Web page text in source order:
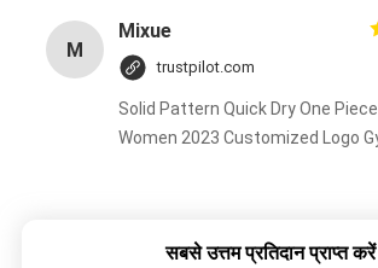
M
Mixue
trustpilot.com
Solid Pattern Quick Dry One
Women 2023 Customized Logo
सबसे उत्तम प्रतिदान प्राप्त करें